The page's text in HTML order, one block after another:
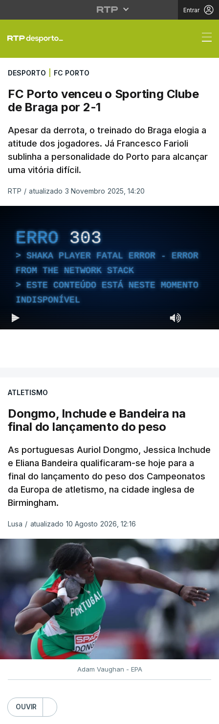
Entrar
FC Porto venceu o
DESPORTO FC PORTO
FC Porto venceu o Sporting Clube
de Braga por 2-1
Apesar da derrota, o treinado do Braga elogia a
atitude dos jogadores. Já Francesco Farioli
sublinha a personalidade do Porto para alcançar
uma vitória difícil.
RTP / atualizado 3 Novembro 2025, 14:20
ERRO 303
SHAKA PLAYER FATAL ERROR - ERROR
FROM THE NETWORK STACK
ESTE CONTEÚDO ESTÁ NESTE MOMENTO
INDISPONÍVEL
ATLETISMO
Dongmo, Inchude e Bandeira na
final do lançamento do peso
As portuguesas Auriol Dongmo, Jessica Inchude
e Eliana Bandeira qualificaram-se hoje para a
final do lançamento do peso dos Campeonatos
da Europa de atletismo, na cidade inglesa de
Birmingham.
Lusa / atualizado 10 Agosto 2026, 12:16
Adam Vaughan - EPA
OUVIR